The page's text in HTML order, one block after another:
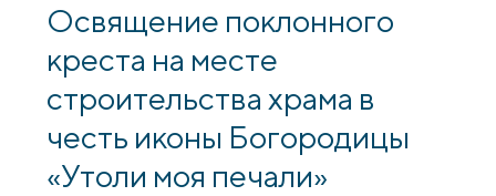
Освящение поклонного
креста на месте
строительства храма в
честь иконы Богородицы
«Утоли моя печали»